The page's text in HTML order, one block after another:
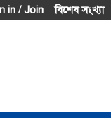
in / Join বিশেষ সংখ্যা